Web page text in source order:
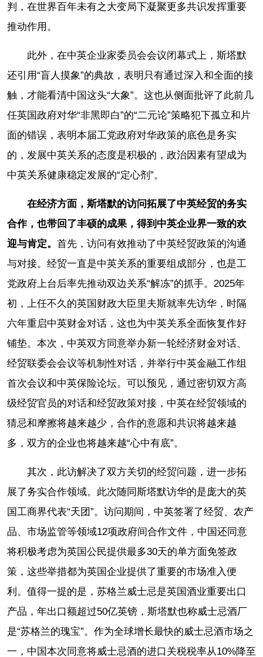
判，在世界百年未有之大变局下凝聚更多共识发挥重要
推动作用。
此外，在中英企业家委员会会议闭幕式上，斯塔默
还引用“盲人摸象”的典故，表明只有通过深入和全面的接
触，才能看清中国这头“大象”。这也从侧面批评了此前几
任英国政府对华“非黑即白”的“二元论”策略犯下孤立和片
面的错误，表明本届工党政府对华政策的底色是务实
的，发展中英关系的态度是积极的，政治因素有望成为
中英关系健康稳定发展的“定心剂”。
在经济方面，斯塔默的访问拓展了中英经贸的务实
合作，也带回了丰硕的成果，得到中英企业界一致的欢
迎与肯定。 首先，访问有效推动了中英经贸政策的沟通
与对接。经贸一直是中英关系的重要组成部分，也是工
党政府上台后率先推动双边关系“解冻”的抓手。2025年
初，上任不久的英国财政大臣里夫斯就率先访华，时隔
六年重启中英财金对话，这也为中英关系全面恢复作好
铺垫。本次，中英双方同意举办新一轮经济财金对话、
经贸联委会会议等机制性对话，并举行中英金融工作组
首次会议和中英保险论坛。可以预见，通过密切双方高
级经贸官员的对话和经贸政策对接，中英在经贸领域的
猜忌和摩擦将越来越少，合作的意愿和共识将越来越
多，双方的企业也将越来越“心中有底”。
其次，此访解决了双方关切的经贸问题，进一步拓
展了务实合作领域。此次随同斯塔默访华的是庞大的英
国工商界代表“天团”。访问期间，中英签署了经贸、农产
品、市场监管等领域12项政府间合作文件，中国还同意
将积极考虑为英国公民提供最多30天的单方面免签政
策，这些举措都为英国企业提供了重要的市场准入便
利。值得一提的是，苏格兰威士忌是英国酒业重要出口
产品，年出口额超过50亿英镑，斯塔默也称威士忌酒厂
是“苏格兰的瑰宝”。作为全球增长最快的威士忌酒市场之
一，中国本次同意将威士忌酒的进口关税税率从10%降至